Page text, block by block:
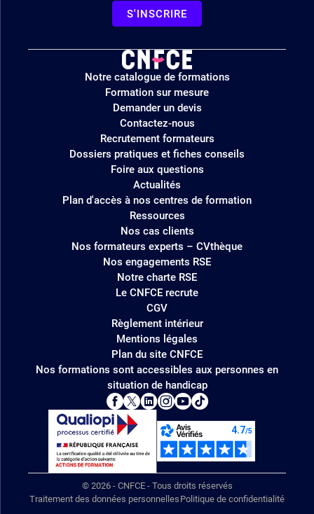
S'INSCRIRE
Logo
site
Notre catalogue de formations
Formation sur mesure
Demander un devis
Contactez-nous
Recrutement formateurs
Dossiers pratiques et fiches conseils
Foire aux questions
Actualités
Plan d'accès à nos centres de formation
Ressources
Nos cas clients
Nos formateurs experts – CVthèque
Nos engagements RSE
Notre charte RSE
Le CNFCE recrute
CGV
Règlement intérieur
Mentions légales
Plan du site CNFCE
Nos formations sont accessibles aux personnes en
situation de handicap
© 2026 - CNFCE - Tous droits réservés
Traitement des données personnelles Politique de confidentialité